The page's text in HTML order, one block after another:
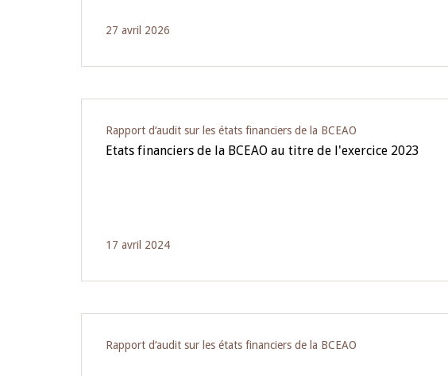
27 avril 2026
Rapport d‘audit sur les états financiers de la BCEAO
Etats financiers de la BCEAO au titre de l'exercice 2023
17 avril 2024
Rapport d‘audit sur les états financiers de la BCEAO